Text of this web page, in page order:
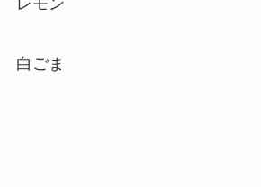
白ごま